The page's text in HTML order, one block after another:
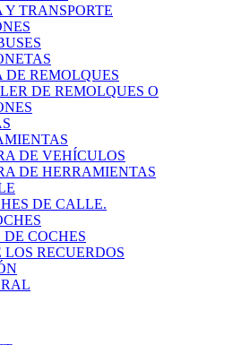
Y TRANSPORTE
DE REMOLQUES
DE REMOLQUES O
DE VEHÍCULOS
DE HERRAMIENTAS
DE CALLE.
DE COCHES
RECUERDOS